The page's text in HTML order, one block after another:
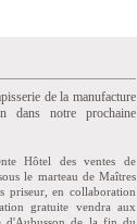
de la manufacture
dans notre prochaine
Hôtel des ventes de
le marteau de Maîtres
priseur, en collaboration
gratuite vendra aux